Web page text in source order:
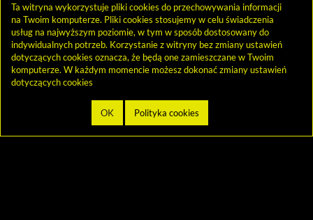
Ta witryna wykorzystuje pliki cookies do przechowywania informacji
na Twoim komputerze. Pliki cookies stosujemy w celu świadczenia
usług na najwyższym poziomie, w tym w sposób dostosowany do
indywidualnych potrzeb. Korzystanie z witryny bez zmiany ustawień
dotyczących cookies oznacza, że będą one zamieszczane w Twoim
komputerze. W każdym momencie możesz dokonać zmiany ustawień
dotyczących cookies